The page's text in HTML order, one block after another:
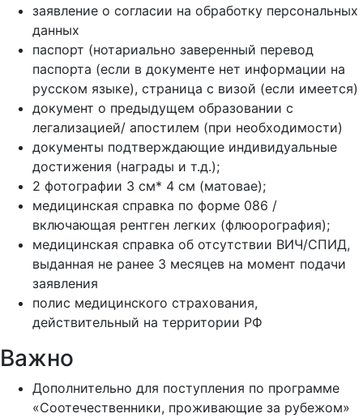
заявление о согласии на обработку персональных
данных
паспорт (нотариально заверенный перевод
паспорта (если в документе нет информации на
русском языке), страница с визой (если имеется)
документ о предыдущем образовании с
легализацией/ апостилем (при необходимости)
документы подтверждающие индивидуальные
достижения (награды и т.д.);
2 фотографии 3 см* 4 см (матовае);
медицинская справка по форме 086 /
включающая рентген легких (флюорография);
медицинская справка об отсутствии ВИЧ/СПИД,
выданная не ранее 3 месяцев на момент подачи
заявления
полис медицинского страхования,
действительный на территории РФ
Важно
Дополнительно для поступления по программе
«Соотечественники, проживающие за рубежом»